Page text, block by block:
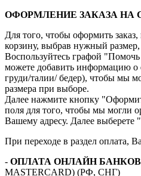
ОФОРМЛЕНИЕ ЗАКАЗА НА
Для того, чтобы оформить
корзину, выбрав нужный размер,
Воспользуйтесь графой
можете добавить информацию о
груди/талии/ бедер), чтобы мы
размера при выборе.
Далее нажмите кнопку
поля для того, чтобы мы могли
Вашему адресу. Далее выберете
При переходе в раздел оплата,
- ОПЛАТА ОНЛАЙН
MASTERCARD) (РФ, СНГ)